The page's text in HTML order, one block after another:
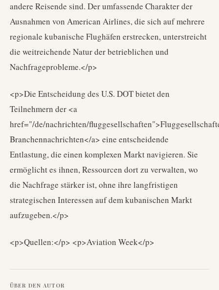
andere Reisende sind. Der umfassende Charakter der
Ausnahmen von American Airlines, die sich auf mehrere
regionale kubanische Flughäfen erstrecken, unterstreicht
die weitreichende Natur der betrieblichen und
Nachfrageprobleme.</p>
<p>Die Entscheidung des U.S. DOT bietet den
Teilnehmern der <a
href="/de/nachrichten/
Branchennachrichten</a> eine entscheidende
Entlastung, die einen komplexen Markt navigieren. Sie
ermöglicht es ihnen, Ressourcen dort zu verwalten, wo
die Nachfrage stärker ist, ohne ihre langfristigen
strategischen Interessen auf dem kubanischen Markt
aufzugeben.</p>
<p>Quellen:</p> <p>Aviation Week</p>
ÜBER DEN AUTOR